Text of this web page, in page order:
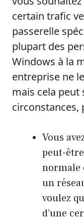
certain trafic
passerelle
plupart des
Windows à la
entreprise ne
mais cela peut
circonstances,
Vous
peut-
normale
un
voulez
d’une